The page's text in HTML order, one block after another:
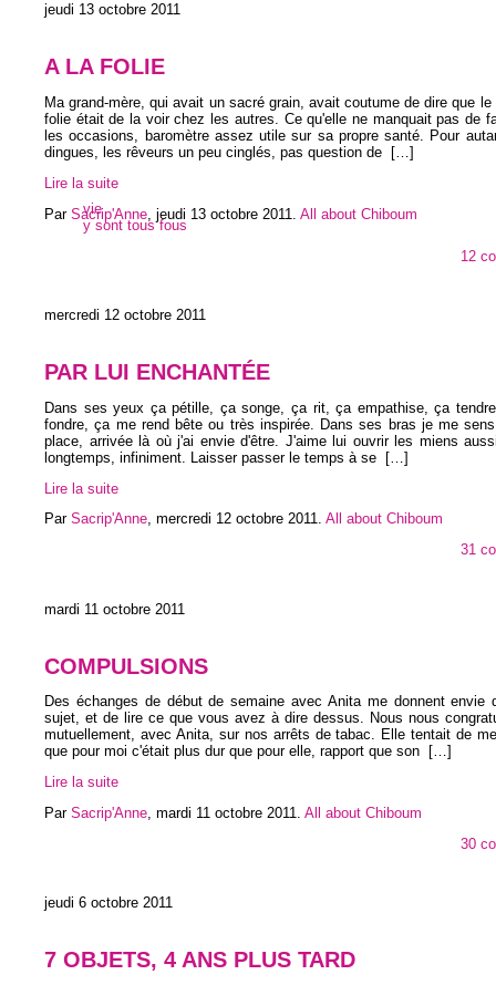
jeudi 13 octobre 2011
A LA FOLIE
Ma grand-mère, qui avait un sacré grain, avait coutume de dire que le
folie était de la voir chez les autres. Ce qu'elle ne manquait pas de
les occasions, baromètre assez utile sur sa propre santé. Pour
dingues, les rêveurs un peu cinglés, pas question de
[…]
Lire la suite
Par Sacrip'Anne jeudi 13 octobre 2011 All about Chiboum
vie
y sont tous fous
12
mercredi 12 octobre 2011
PAR LUI ENCHANTÉE
Dans ses yeux ça pétille, ça songe, ça rit, ça empathise, ça
fondre, ça me rend bête ou très inspirée. Dans ses bras je me
place, arrivée là où j'ai envie d'être. J'aime lui ouvrir les miens
longtemps, infiniment. Laisser passer le temps à se […]
Lire la suite
Par Sacrip'Anne, mercredi 12 octobre 2011. All about Chiboum
31
mardi 11 octobre 2011
COMPULSIONS
Des échanges de début de semaine avec Anita me donnent envie
sujet, et de lire ce que vous avez à dire dessus. Nous nous
mutuellement, avec Anita, sur nos arrêts de tabac. Elle tentait de
que pour moi c'était plus dur que pour elle, rapport que son
[…]
Lire la suite
Par Sacrip'Anne mardi 11 octobre 2011
All about Chiboum
30
jeudi 6 octobre 2011
7 OBJETS, 4 ANS PLUS TARD